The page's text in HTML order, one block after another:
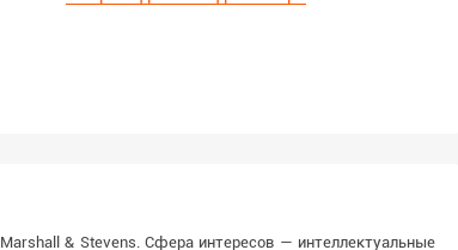
& Stevens. Сфера интересов — интеллектуальные